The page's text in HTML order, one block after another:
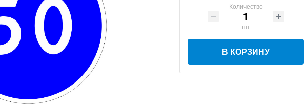
Количество
шт
В КОРЗИНУ